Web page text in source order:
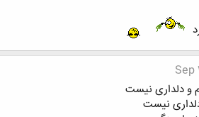
Sep
و دلداری نیست
نیست